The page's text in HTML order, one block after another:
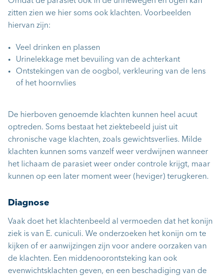
zitten zien we hier soms ook klachten. Voorbeelden
hiervan zijn:
Veel drinken en plassen
Urinelekkage met bevuiling van de achterkant
Ontstekingen van de oogbol, verkleuring van de lens
of het hoornvlies
De hierboven genoemde klachten kunnen heel acuut
optreden. Soms bestaat het ziektebeeld juist uit
chronische vage klachten, zoals gewichtsverlies. Milde
klachten kunnen soms vanzelf weer verdwijnen wanneer
het lichaam de parasiet weer onder controle krijgt, maar
kunnen op een later moment weer (heviger) terugkeren.
Diagnose
Vaak doet het klachtenbeeld al vermoeden dat het konijn
ziek is van E. cuniculi. We onderzoeken het konijn om te
kijken of er aanwijzingen zijn voor andere oorzaken van
de klachten. Een middenoorontsteking kan ook
evenwichtsklachten geven, en een beschadiging van de